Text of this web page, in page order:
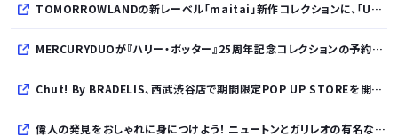
TOMORROWLANDの新レーベル「maitai」新作コレクションに、「UNDYED」の素材が採用
MERCURYDUOが『ハリー・ポッター』25周年記念コレクションの予約を開始
Chut! By BRADELIS、西武渋谷店で期間限定POP UP STOREを開催！全商品展開＆新作10%OFFの特別な6日間
偉人の発見をおしゃれに身につけよう！ ニュートンとガリレオの有名な発見をモチーフにした、クールタッチTシャツ＆トートバッグが発売されました【QurioStore】